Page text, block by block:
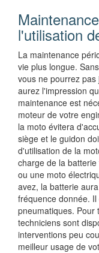
l'utilisation
La maintenance
vie plus longue.
vous ne pourrez
aurez l'impression
maintenance est
moteur de votre
la moto évitera
siège et le guidon
d'utilisation de la
charge de la
ou une moto
avez, la batterie
fréquence donnée.
pneumatiques. Pour
techniciens sont
interventions peu
meilleur usage de